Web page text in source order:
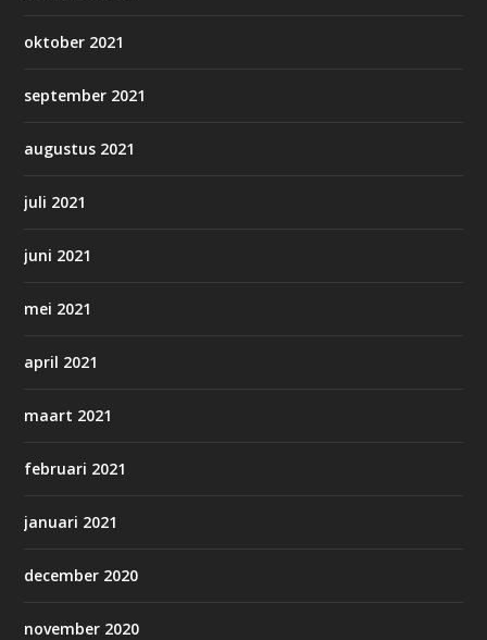
oktober 2021
september 2021
augustus 2021
juli 2021
juni 2021
mei 2021
april 2021
maart 2021
februari 2021
januari 2021
december 2020
november 2020